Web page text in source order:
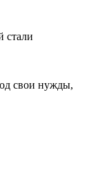
стали
свои нужды,